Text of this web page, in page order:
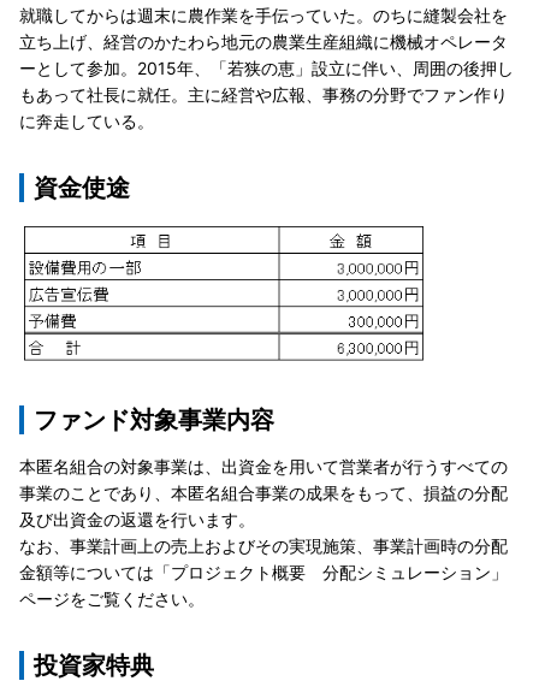
就職してからは週末に農作業を手伝っていた。のちに縫製会社を
立ち上げ、経営のかたわら地元の農業生産組織に機械オペレータ
ーとして参加。2015年、「若狭の恵」設立に伴い、周囲の後押し
もあって社長に就任。主に経営や広報、事務の分野でファン作り
に奔走している。
資金使途
ファンド対象事業内容
本匿名組合の対象事業は、出資金を用いて営業者が行うすべての
事業のことであり、本匿名組合事業の成果をもって、損益の分配
及び出資金の返還を行います。
なお、事業計画上の売上およびその実現施策、事業計画時の分配
金額等については「プロジェクト概要 分配シミュレーション」
ページをご覧ください。
投資家特典